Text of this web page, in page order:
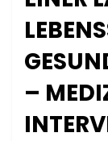
–